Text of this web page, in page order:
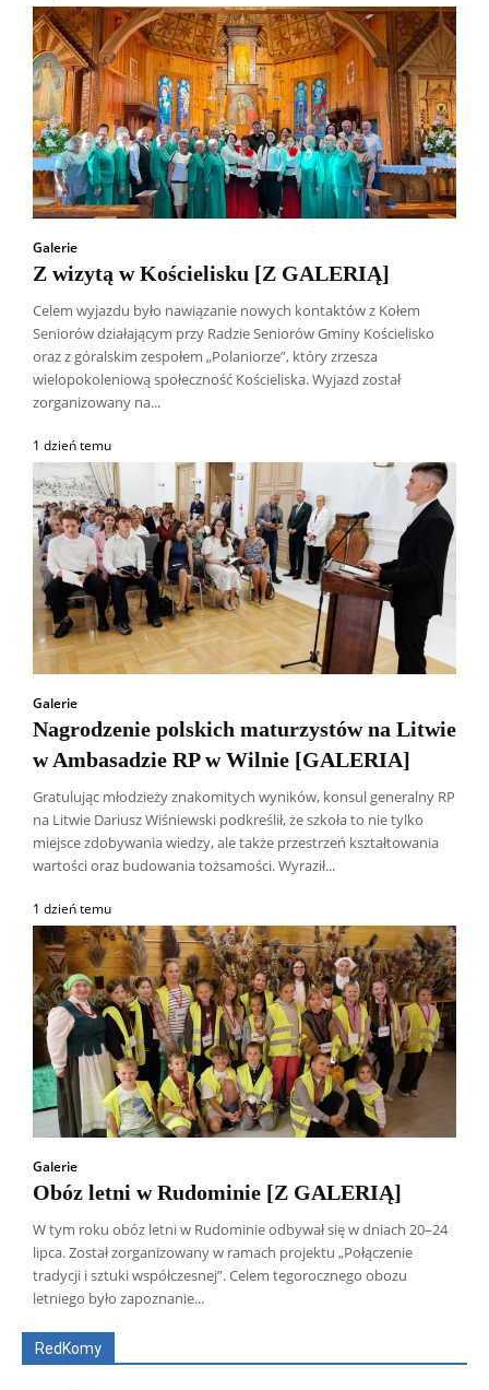
Galerie
Z wizytą w Kościelisku [Z GALERIĄ]
Celem wyjazdu było nawiązanie nowych kontaktów z Kołem
Seniorów działającym przy Radzie Seniorów Gminy Kościelisko
oraz z góralskim zespołem „Polaniorze”, który zrzesza
wielopokoleniową społeczność Kościeliska. Wyjazd został
zorganizowany na...
1 dzień temu
Galerie
Nagrodzenie polskich maturzystów na Litwie
w Ambasadzie RP w Wilnie [GALERIA]
Gratulując młodzieży znakomitych wyników, konsul generalny RP
na Litwie Dariusz Wiśniewski podkreślił, że szkoła to nie tylko
miejsce zdobywania wiedzy, ale także przestrzeń kształtowania
wartości oraz budowania tożsamości. Wyraził...
1 dzień temu
Galerie
Obóz letni w Rudominie [Z GALERIĄ]
W tym roku obóz letni w Rudominie odbywał się w dniach 20–24
lipca. Został zorganizowany w ramach projektu „Połączenie
tradycji i sztuki współczesnej”. Celem tegorocznego obozu
letniego było zapoznanie...
RedKomy
Wszyscy Aleksander Borowik
Antoni Radczenko
Artur Płokszto
Grzegorz Górny
ks. Jarosław Wąsowicz SDB